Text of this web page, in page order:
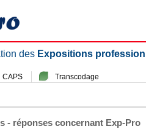
des Expositions
CAPS Transcodage
- réponses concernant Exp-Pro